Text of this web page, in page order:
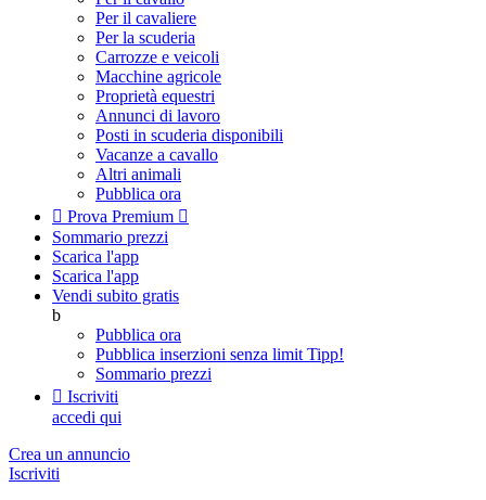
Per il cavaliere
Per la scuderia
Carrozze e veicoli
Macchine agricole
Proprietà equestri
Annunci di lavoro
Posti in scuderia disponibili
Vacanze a cavallo
Altri animali
Pubblica ora
 Prova Premium 
Sommario prezzi
Scarica l'app
Scarica l'app
Vendi subito gratis
b
Pubblica ora
Pubblica inserzioni senza limit Tipp!
Sommario prezzi
 Iscriviti
accedi qui
Crea un annuncio
Iscriviti